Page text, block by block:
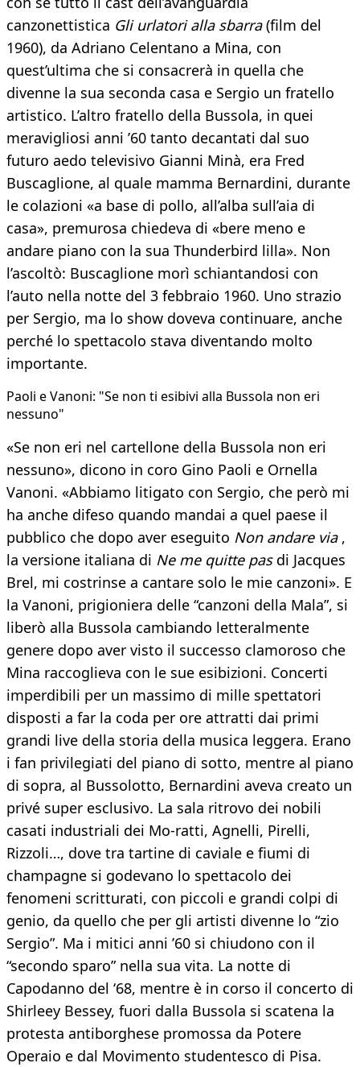
canzonettistica Gli urlatori alla sbarra(film del
1960), da Adriano Celentano a Mina, con
quest’ultima che si consacrerà in quella che
divenne la sua seconda casa e Sergio un fratello
artistico. L’altro fratello della Bussola, in quei
meravigliosi anni ’60 tanto decantati dal suo
futuro aedo televisivo Gianni Minà, era Fred
Buscaglione, al quale mamma Bernardini, durante
le colazioni «a base di pollo, all’alba sull’aia di
casa», premurosa chiedeva di «bere meno e
andare piano con la sua Thunderbird lilla». Non
l’ascoltò: Buscaglione morì schiantandosi con
l’auto nella notte del 3 febbraio 1960. Uno strazio
per Sergio, ma lo show doveva continuare, anche
perché lo spettacolo stava diventando molto
importante.
Paoli e Vanoni: "Se non ti esibivi alla Bussola non eri
nessuno"
«Se non eri nel cartellone della Bussola non eri
nessuno», dicono in coro Gino Paoli e Ornella
Vanoni. «Abbiamo litigato con Sergio, che però mi
ha anche difeso quando mandai a quel paese il
pubblico che dopo aver eseguito Non andare via,
la versione italiana di Ne me quitte pasdi Jacques
Brel, mi costrinse a cantare solo le mie canzoni». E
la Vanoni, prigioniera delle “canzoni della Mala”, si
liberò alla Bussola cambiando letteralmente
genere dopo aver visto il successo clamoroso che
Mina raccoglieva con le sue esibizioni. Concerti
imperdibili per un massimo di mille spettatori
disposti a far la coda per ore attratti dai primi
grandi live della storia della musica leggera. Erano
i fan privilegiati del piano di sotto, mentre al piano
di sopra, al Bussolotto, Bernardini aveva creato un
privé super esclusivo. La sala ritrovo dei nobili
casati industriali dei Mo-ratti, Agnelli, Pirelli,
Rizzoli…, dove tra tartine di caviale e fiumi di
champagne si godevano lo spettacolo dei
fenomeni scritturati, con piccoli e grandi colpi di
genio, da quello che per gli artisti divenne lo “zio
Sergio”. Ma i mitici anni ’60 si chiudono con il
“secondo sparo” nella sua vita. La notte di
Capodanno del ‘68, mentre è in corso il concerto di
Shirleey Bessey, fuori dalla Bussola si scatena la
protesta antiborghese promossa da Potere
Operaio e dal Movimento studentesco di Pisa.